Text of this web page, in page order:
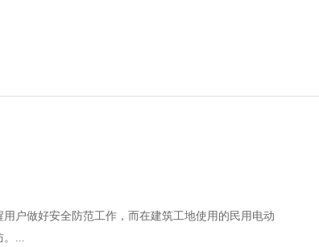
户做好安全防范工作，而在建筑工地使用的民用电动
。...